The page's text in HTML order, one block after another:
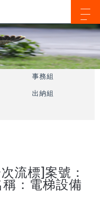
事務組
出納組
流標]案號：
：電梯設備